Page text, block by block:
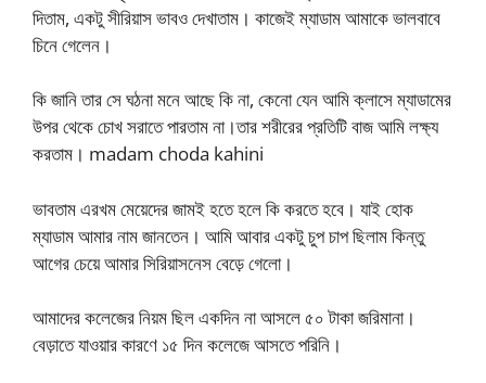
দিতাম, একটু সীরিয়াস ভাবও দেখাতাম। কাজেই ম্যাডাম আমাকে ভালবাবে
চিনে গেলেন।
কি জানি তার সে ঘঠনা মনে আছে কি না, কেনো যেন আমি ক্লাসে ম্যাডামের
উপর থেকে চোখ সরাতে পারতাম না।তার শরীরের প্রতিটি বাজ আমি লক্ষ্য
করতাম। madam choda kahini
ভাবতাম এরখম মেয়েদের জামই হতে হলে কি করতে হবে। যাই হোক
ম্যাডাম আমার নাম জানতেন। আমি আবার একটু চুপ চাপ ছিলাম কিন্তু
আগের চেয়ে আমার সিরিয়াসনেস বেড়ে গেলো।
আমাদের কলেজের নিয়ম ছিল একদিন না আসলে ৫০ টাকা জরিমানা।
বেড়াতে যাওয়ার কারণে ১৫ দিন কলেজে আসতে পরিনি।